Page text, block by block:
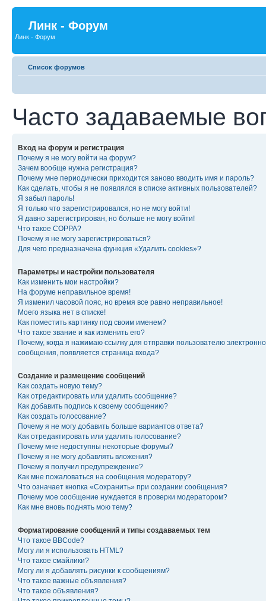
Линк - Форум
Линк - Форум
Список форумов
Часто задаваемые
Вход на форум и регистрация
Почему я не могу войти на форум?
Зачем вообще нужна регистрация?
Почему мне периодически приходится заново вводить имя и пароль?
Как сделать, чтобы я не появлялся в списке активных пользователей?
Я забыл пароль!
Я только что зарегистрировался, но не могу войти!
Я давно зарегистрирован, но больше не могу войти!
Что такое COPPA?
Почему я не могу зарегистрироваться?
Для чего предназначена функция «Удалить cookies»?
Параметры и настройки пользователя
Как изменить мои настройки?
На форуме неправильное время!
Я изменил часовой пояс, но время все равно неправильное!
Моего языка нет в списке!
Как поместить картинку под своим именем?
Что такое звание и как изменить его?
Почему, когда я нажимаю ссылку для отправки пользователю
сообщения, появляется страница входа?
Создание и размещение сообщений
Как создать новую тему?
Как отредактировать или удалить сообщение?
Как добавить подпись к своему сообщению?
Как создать голосование?
Почему я не могу добавить больше вариантов ответа?
Как отредактировать или удалить голосование?
Почему мне недоступны некоторые форумы?
Почему я не могу добавлять вложения?
Почему я получил предупреждение?
Как мне пожаловаться на сообщения модератору?
Что означает кнопка «Сохранить» при создании сообщения?
Почему мое сообщение нуждается в проверки модератором?
Как мне вновь поднять мою тему?
Форматирование сообщений и типы создаваемых тем
Что такое BBCode?
Могу ли я использовать HTML?
Что такое смайлики?
Могу ли я добавлять рисунки к сообщениям?
Что такое важные объявления?
Что такое объявления?